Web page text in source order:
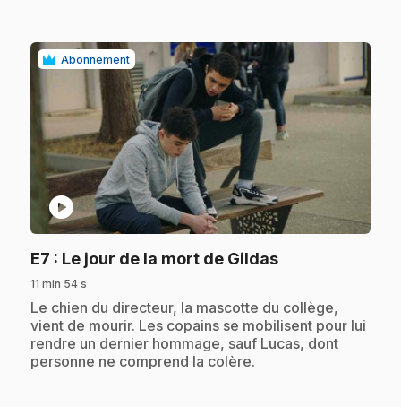
Abonnement
play_circle
E7 : Le jour de la mort de Gildas.
11 min 54 s
.Le chien du directeur, la mascotte du collège,
vient de mourir. Les copains se mobilisent pour lui
rendre un dernier hommage, sauf Lucas, dont
personne ne comprend la colère.